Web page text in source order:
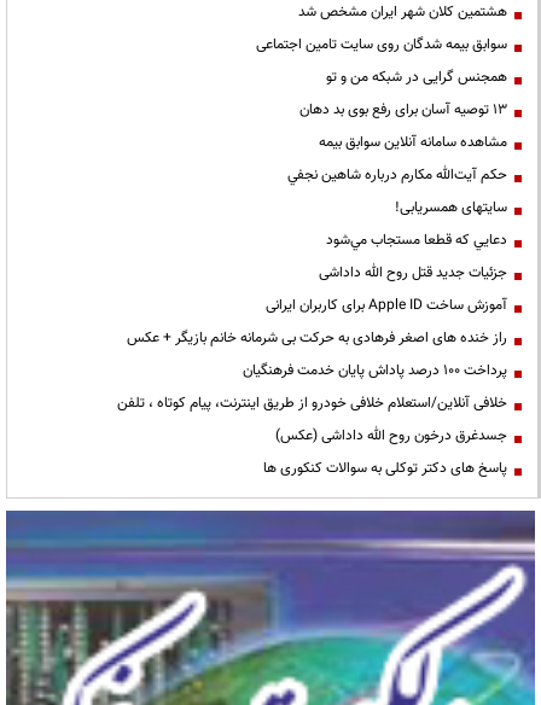
هشتمین کلان شهر ایران مشخص شد
سوابق بیمه شدگان روی سایت تامین اجتماعی
همجنس گرایی در شبکه من و تو
13 توصیه آسان برای رفع بوی بد دهان
مشاهده سامانه آنلاين سوابق بیمه
حكم آيت‌الله مكارم درباره شاهين نجفي
سایتهای همسریابی!
دعايي كه قطعا مستجاب مي‌شود
جزئیات جدید قتل روح الله داداشی
آموزش ساخت Apple ID برای کاربران ایرانی
راز خنده های اصغر فرهادی به حرکت بی شرمانه خانم بازیگر + عکس
پرداخت ۱۰۰ درصد پاداش پایان خدمت فرهنگیان
خلافی آنلاین/استعلام خلافی خودرو از طریق اینترنت، پیام کوتاه ، تلفن
جسدغرق درخون روح الله داداشی (عکس)
پاسخ های دکتر توکلی به سوالات کنکوری ها